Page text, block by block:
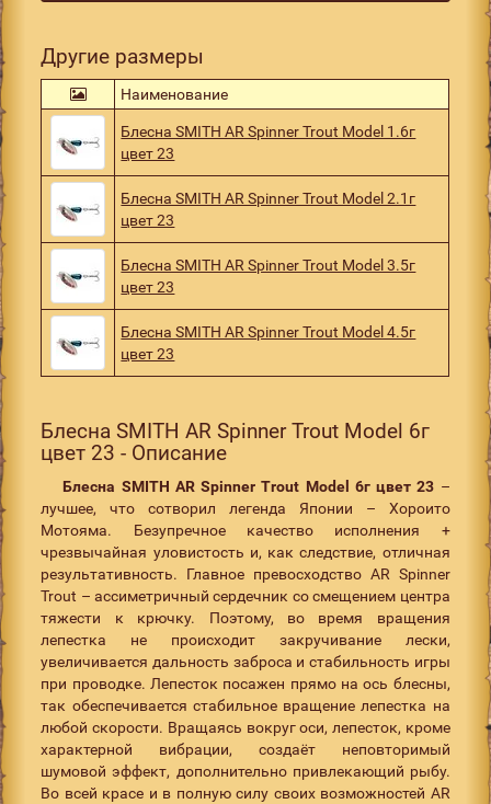
Другие размеры
Наименование
Блесна SMITH AR Spinner Trout Model 1.6г
цвет 23
Блесна SMITH AR Spinner Trout Model 2.1г
цвет 23
Блесна SMITH AR Spinner Trout Model 3.5г
цвет 23
Блесна SMITH AR Spinner Trout Model 4.5г
цвет 23
Блесна SMITH AR Spinner Trout Model 6г
цвет 23 - Описание
Блесна SMITH AR Spinner Trout Model 6г цвет 23 –
лучшее, что сотворил легенда Японии – Хороито
Мотояма. Безупречное качество исполнения +
чрезвычайная уловистость и, как следствие, отличная
результативность. Главное превосходство AR Spinner
Trout – ассиметричный сердечник со смещением центра
тяжести к крючку. Поэтому, во время вращения
лепестка не происходит закручивание лески,
увеличивается дальность заброса и стабильность игры
при проводке. Лепесток посажен прямо на ось блесны,
так обеспечивается стабильное вращение лепестка на
любой скорости. Вращаясь вокруг оси, лепесток, кроме
характерной вибрации, создаёт неповторимый
шумовой эффект, дополнительно привлекающий рыбу.
Во всей красе и в полную силу своих возможностей AR